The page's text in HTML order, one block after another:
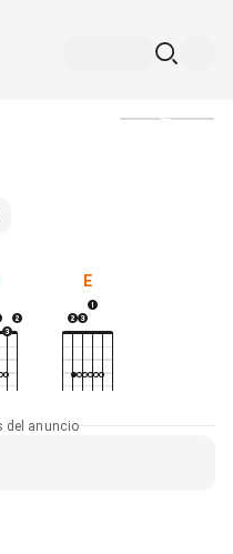
E
del anuncio